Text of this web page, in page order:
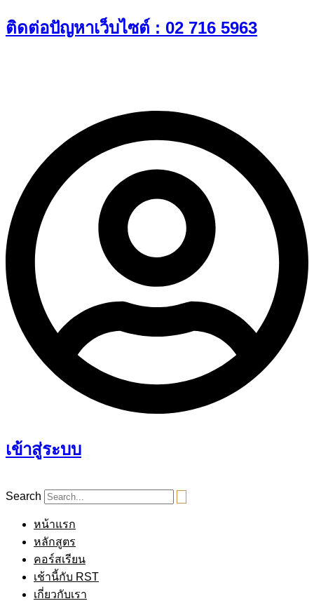
Skip
to
ติดต่อปัญหาเว็บไซต์ : 02 716 5963
เข้าสู่ระบบ
Search
หน้าแรก
หลักสูตร
คอร์สเรียน
เช้านี้กับ RST
เกี่ยวกับเรา